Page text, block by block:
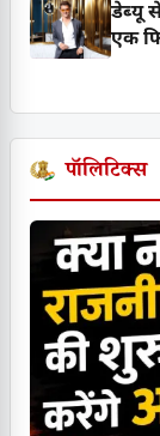
डेब्यू
एक
पॉलिटिक्स